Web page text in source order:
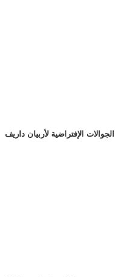
الجوالات الإفتراضية لأربيان داريف